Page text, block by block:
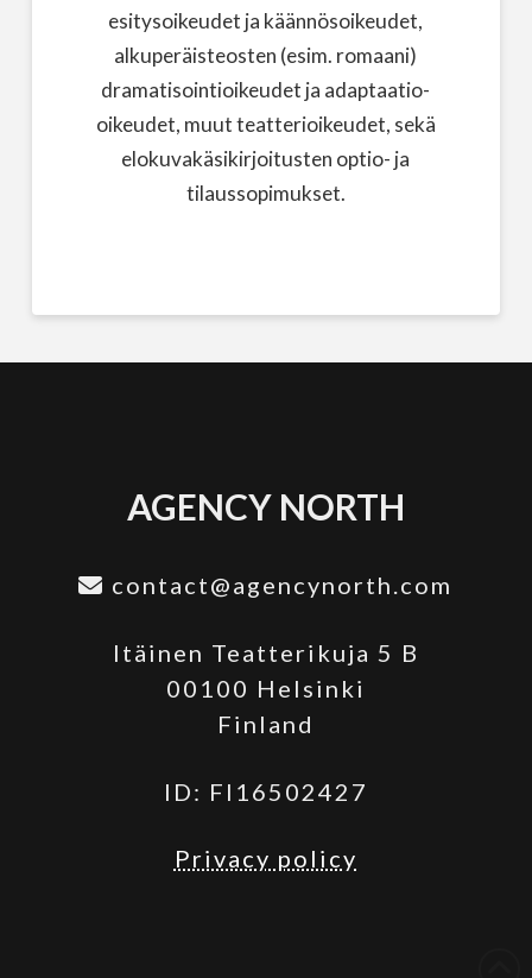
esitysoikeudet ja käännösoikeudet,
alkuperäisteosten (esim. romaani)
dramatisointioikeudet ja adaptaatio-
oikeudet, muut teatterioikeudet, sekä
elokuvakäsikirjoitusten optio- ja
tilaussopimukset.
AGENCY NORTH
contact@agencynorth.com
Itäinen Teatterikuja 5 B
00100 Helsinki
Finland
ID: FI16502427
Privacy policy